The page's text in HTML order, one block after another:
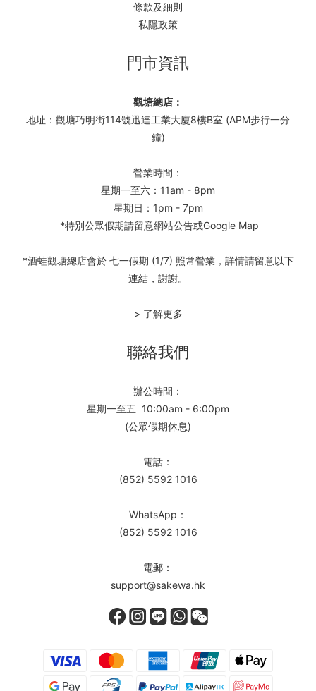
條款及細則
私隱政策
門市資訊
觀塘總店：
地址：觀塘巧明街114號迅達工業大廈8樓B室 (APM步行一分
鐘)
營業時間：
星期一至六：11am - 8pm
星期日：1pm - 7pm
*特別公眾假期請留意網站公告或Google Map
*酒蛙觀塘總店會於 七一假期 (1/7) 照常營業，詳情請留意以下
連結，謝謝。
> 了解更多
聯絡我們
辦公時間：
星期一至五 10:00am - 6:00pm
(公眾假期休息)
電話：
(852) 5592 1016
WhatsApp：
(852) 5592 1016
電郵：
support@sakewa.hk